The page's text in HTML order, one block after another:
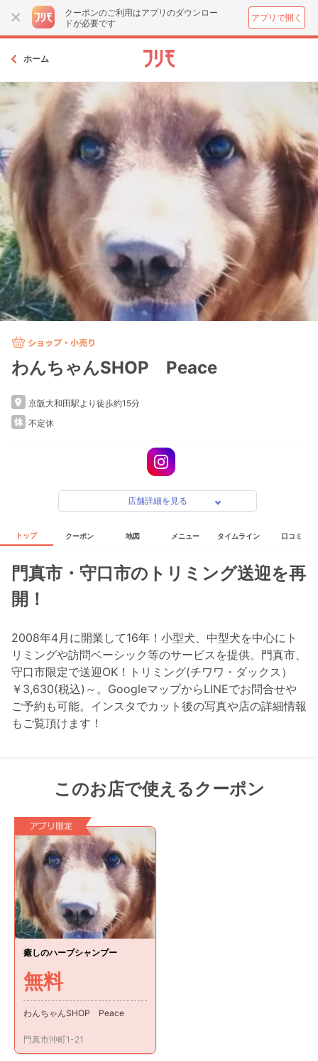
クーポンのご利用はアプリのダウンロー
ドが必要です
アプリで開く
ホーム
わんちゃんSHOP Peace
京阪大和田駅より徒歩約15分
不定休
店舗詳細を見る
トップ クーポン 地図 メニュー タイムライン 口コミ
門真市・守口市のトリミング送迎を再
開！
2008年4月に開業して16年！小型犬、中型犬を中心にト
リミングや訪問ベーシック等のサービスを提供。門真市、
守口市限定で送迎OK！トリミング(チワワ・ダックス）
￥3,630(税込)～。GoogleマップからLINEでお問合せや
ご予約も可能。インスタでカット後の写真や店の詳細情報
もご覧頂けます！
このお店で使えるクーポン
癒しのハーブシャンプー
無料
わんちゃんSHOP Peace
門真市沖町1-21